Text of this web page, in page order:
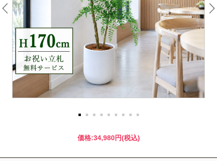
価格:34,980円(税込)